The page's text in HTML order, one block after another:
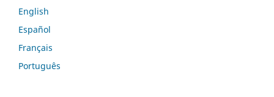
English
Español
Français
Português